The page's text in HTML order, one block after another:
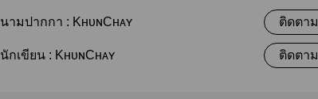
นามปากกา : KʜᴜɴCʜᴀʏ ติดตาม
นักเขียน : KʜᴜɴCʜᴀʏ ติดตาม